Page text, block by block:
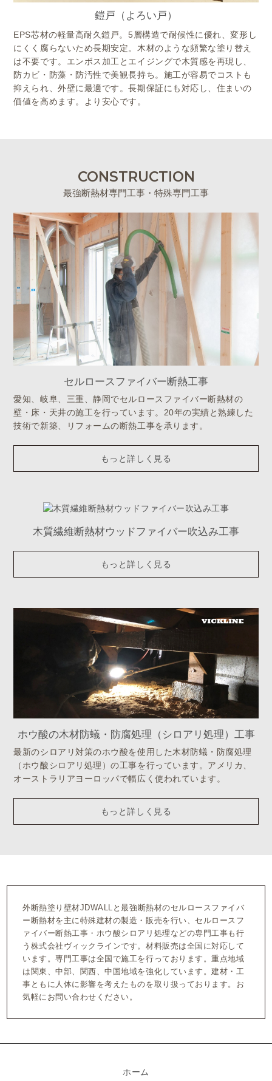
鎧戸（よろい戸）
EPS芯材の軽量高耐久鎧戸。5層構造で耐候性に優れ、変形し
にくく腐らないため長期安定。木材のような頻繁な塗り替え
は不要です。エンボス加工とエイジングで木質感を再現し、
防カビ・防藻・防汚性で美観長持ち。施工が容易でコストも
抑えられ、外壁に最適です。長期保証にも対応し、住まいの
価値を高めます。より安心です。
CONSTRUCTION
最強断熱材専門工事・特殊専門工事
セルロースファイバー断熱工事
愛知、岐阜、三重、静岡でセルロースファイバー断熱材の
壁・床・天井の施工を行っています。20年の実績と熟練した
技術で新築、リフォームの断熱工事を承ります。
もっと詳しく見る
木質繊維断熱材ウッドファイバー吹込み工事
もっと詳しく見る
ホウ酸の木材防蟻・防腐処理（シロアリ処理）工事
最新のシロアリ対策のホウ酸を使用した木材防蟻・防腐処理
（ホウ酸シロアリ処理）の工事を行っています。アメリカ、
オーストラリアヨーロッパで幅広く使われています。
もっと詳しく見る
外断熱塗り壁材JDWALLと最強断熱材のセルロースファイバ
ー断熱材を主に特殊建材の製造・販売を行い、セルロースフ
ァイバー断熱工事・ホウ酸シロアリ処理などの専門工事も行
う株式会社ヴィックラインです。材料販売は全国に対応して
います。専門工事は全国で施工を行っております。重点地域
は関東、中部、関西、中国地域を強化しています。建材・工
事ともに人体に影響を考えたものを取り扱っております。お
気軽にお問い合わせください。
ホーム